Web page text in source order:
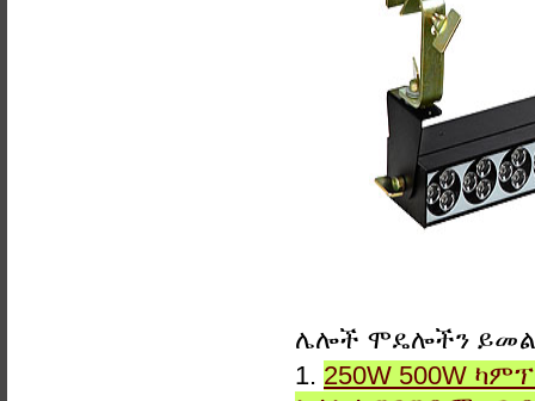
ሌሎች ሞዴሎችን
1. 250W 500W